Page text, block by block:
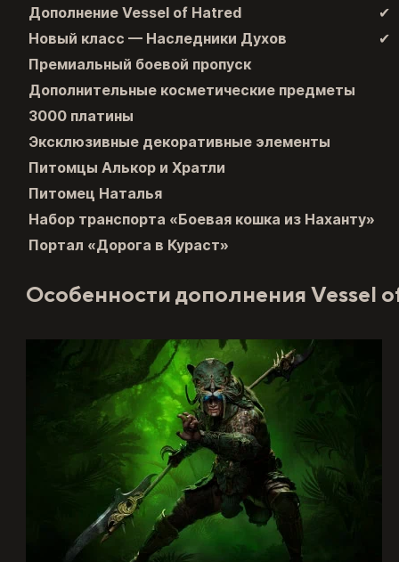
Дополнение Vessel of Hatred
✔
Новый класс — Наследники Духов
✔
Премиальный боевой пропуск
Дополнительные косметические предметы
3000 платины
Эксклюзивные декоративные элементы
Питомцы Алькор и Хратли
Питомец Наталья
Набор транспорта «Боевая кошка из Наханту»
Портал «Дорога в Кураст»
Особенности дополнения Vessel